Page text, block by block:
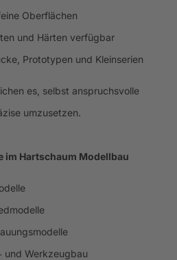
Oberflächen
und Härten verfügbar
Prototypen und Kleinserien
es, selbst anspruchsvolle
umzusetzen.
Hartschaum Modellbau
und Werkzeugbau